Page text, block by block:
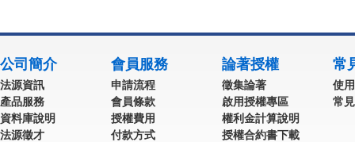
公司簡介
法源資訊
產品服務
資料庫說明
法源徵才
會員服務
申請流程
會員條款
授權費用
付款方式
論著授權
徵集論著
啟用授權專區
權利金計算說明
授權合約書下載
常
使
常